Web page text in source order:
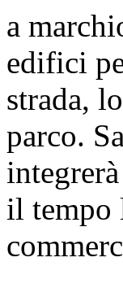
a
edifici
strada,
parco.
il tempo